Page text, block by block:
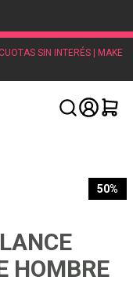
SIN INTERÉS | MAKE
50%
HOMBRE